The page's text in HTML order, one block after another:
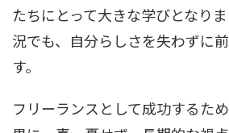
たちにとって大きな学びとなり
況でも、自分らしさを失わずに
す。
フリーランスとして成功するた